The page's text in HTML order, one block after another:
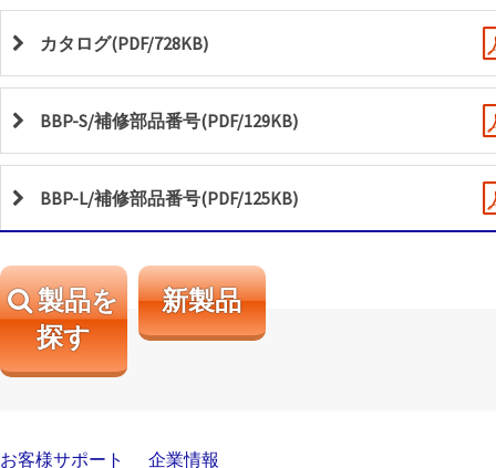
カタログ(PDF/728KB)
BBP-S/補修部品番号(PDF/129KB)
BBP-L/補修部品番号(PDF/125KB)
製品を
探す
新製品
お客様サポート 企業情報